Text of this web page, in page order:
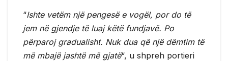
“Ishte vetëm një pengesë e vogël, por do të
jem në gjendje të luaj këtë fundjavë. Po
përparoj gradualisht. Nuk dua që një dëmtim të
më mbajë jashtë më gjatë“, u shpreh portieri